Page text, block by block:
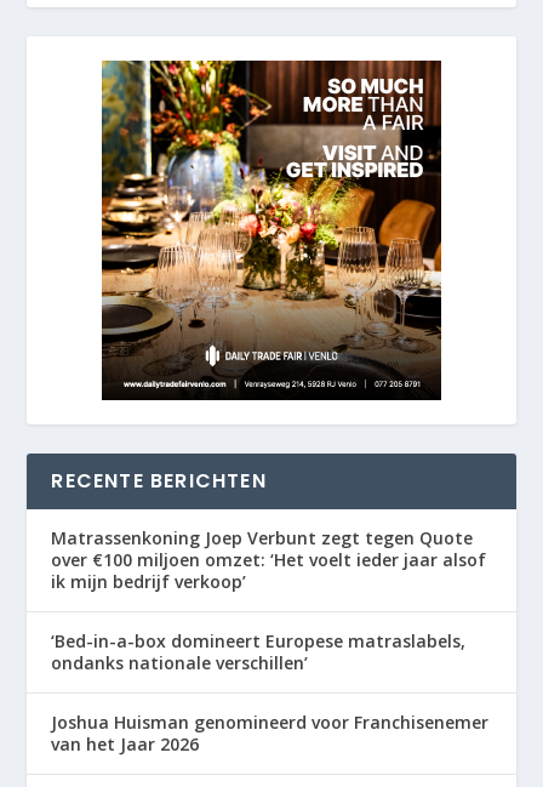
RECENTE BERICHTEN
Matrassenkoning Joep Verbunt zegt tegen Quote
over €100 miljoen omzet: ‘Het voelt ieder jaar alsof
ik mijn bedrijf verkoop’
‘Bed-in-a-box domineert Europese matraslabels,
ondanks nationale verschillen’
Joshua Huisman genomineerd voor Franchisenemer
van het Jaar 2026